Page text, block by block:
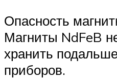
Опасность
Магниты NdFeB
хранить
приборов.